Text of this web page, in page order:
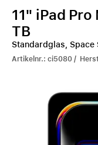
11" iPad
TB
Standardglas,
Artikelnr.: ci5080 /